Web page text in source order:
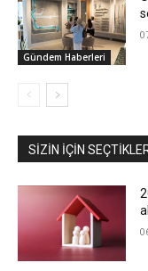
Gündem Haberleri
SIZIN İÇIN